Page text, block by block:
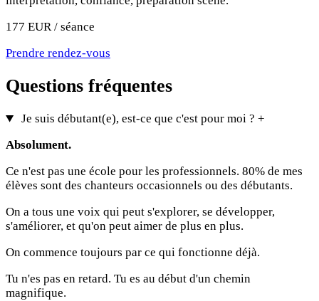
177 EUR / séance
Prendre rendez-vous
Questions fréquentes
Je suis débutant(e), est-ce que c'est pour moi ?+
Absolument.
Ce n'est pas une école pour les professionnels. 80% de mes
élèves sont des chanteurs occasionnels ou des débutants.
On a tous une voix qui peut s'explorer, se développer,
s'améliorer, et qu'on peut aimer de plus en plus.
On commence toujours par ce qui fonctionne déjà.
Tu n'es pas en retard. Tu es au début d'un chemin
magnifique.